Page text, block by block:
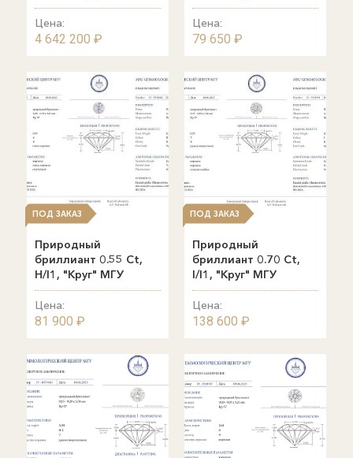
Цена:
4 642 200 ₽
Цена:
79 650 ₽
ПОД ЗАКАЗ
Природный
бриллиант 0.55 Ct,
H/I1, "Круг" МГУ
Цена:
81 900 ₽
ПОД ЗАКАЗ
Природный
бриллиант 0.70 Ct,
I/I1, "Круг" МГУ
Цена:
138 600 ₽